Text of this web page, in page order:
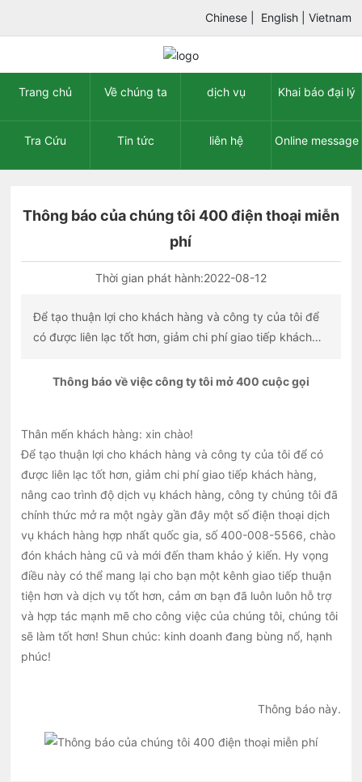
Chinese| English| Vietnam
Trang chủ Về chúng ta dịch vụ Khai báo đại lý
Tra Cứu Tin tức liên hệ Online message
Thông báo của chúng tôi 400 điện thoại miễn
phí
Thời gian phát hành:2022-08-12
Để tạo thuận lợi cho khách hàng và công ty của tôi để
có được liên lạc tốt hơn, giảm chi phí giao tiếp khách
chúng tôi đã chính thức mở ra một ngày gần đây một
tham khảo ý kiến. Hy vọng điều này có thể mang lại
cho bạn một kênh giao tiếp thuận tiện hơn và dịch vụ
tốt hơn, cảm ơn bạn đã luôn luôn hỗ trợ và hợp tác
mạnh mẽ cho công việc của chúng tôi, chúng tôi sẽ làm
tốt hơn! Shun chúc: kinh doanh đang bùng nổ, hạnh
phúc!
Thông báo về việc công ty tôi mở 400 cuộc gọi
Thân mến khách hàng: xin chào!
Để tạo thuận lợi cho khách hàng và công ty của tôi để có
được liên lạc tốt hơn, giảm chi phí giao tiếp khách hàng,
nâng cao trình độ dịch vụ khách hàng, công ty chúng tôi đã
chính thức mở ra một ngày gần đây một số điện thoại dịch
vụ khách hàng hợp nhất quốc gia, số 400-008-5566, chào
đón khách hàng cũ và mới đến tham khảo ý kiến. Hy vọng
điều này có thể mang lại cho bạn một kênh giao tiếp thuận
tiện hơn và dịch vụ tốt hơn, cảm ơn bạn đã luôn luôn hỗ trợ
và hợp tác mạnh mẽ cho công việc của chúng tôi, chúng tôi
sẽ làm tốt hơn! Shun chúc: kinh doanh đang bùng nổ, hạnh
phúc!
Thông báo này.